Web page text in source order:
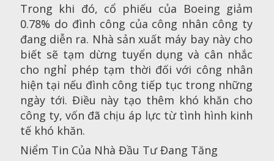
Trong khi đó, cổ phiếu của Boeing giảm
0.78% do đình công của công nhân công ty
đang diễn ra. Nhà sản xuất máy bay này cho
biết sẽ tạm dừng tuyển dụng và cân nhắc
cho nghỉ phép tạm thời đối với công nhân
hiện tại nếu đình công tiếp tục trong những
ngày tới. Điều này tạo thêm khó khăn cho
công ty, vốn đã chịu áp lực từ tình hình kinh
tế khó khăn.
Niểm Tin Của Nhà Đầu Tư Đang Tăng